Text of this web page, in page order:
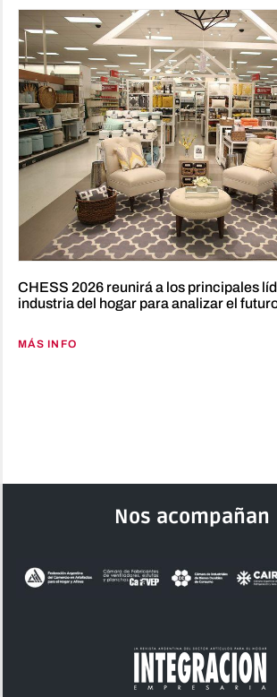
CHESS 2026 reunirá a los principales
industria del hogar para analizar el
MÁS INFO
Nos acompañan